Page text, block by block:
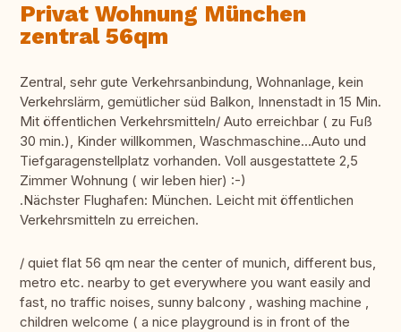
Privat Wohnung München
zentral 56qm
Zentral, sehr gute Verkehrsanbindung, Wohnanlage, kein
Verkehrslärm, gemütlicher süd Balkon, Innenstadt in 15 Min.
Mit öffentlichen Verkehrsmitteln/ Auto erreichbar ( zu Fuß
30 min.), Kinder willkommen, Waschmaschine...Auto und
Tiefgaragenstellplatz vorhanden. Voll ausgestattete 2,5
Zimmer Wohnung ( wir leben hier) :-)
.Nächster Flughafen: München. Leicht mit öffentlichen
Verkehrsmitteln zu erreichen.
/ quiet flat 56 qm near the center of munich, different bus,
metro etc. nearby to get everywhere you want easily and
fast, no traffic noises, sunny balcony , washing machine ,
children welcome ( a nice playground is in front of the